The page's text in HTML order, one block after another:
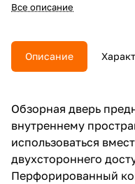
Все описание
Описание
Обзорная дверь
внутреннему
использоваться
двухстороннего
Перфорированный